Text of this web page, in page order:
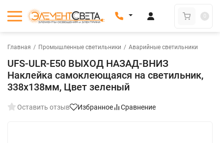
0
Главная / Промышленные светильники / Аварийные светильники
UFS-ULR-E50 ВЫХОД НАЗАД-ВНИЗ
Наклейка самоклеющаяся на светильник,
338х138мм, Цвет зеленый
Оставить отзыв Избранное Сравнение